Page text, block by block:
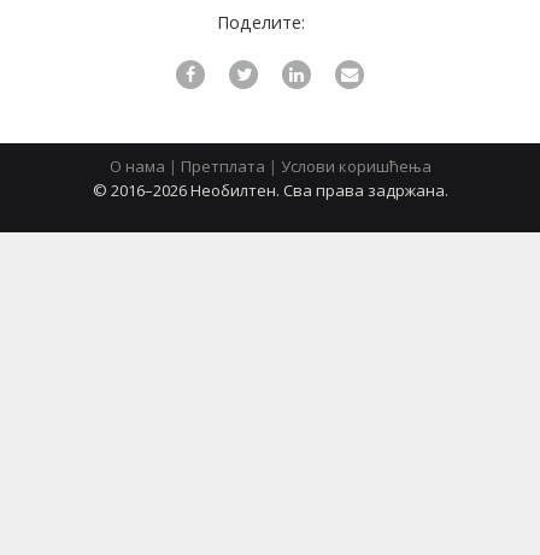
Поделите:
О нама | Претплата | Услови коришћења
© 2016–2026 Необилтен. Сва права задржана.